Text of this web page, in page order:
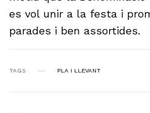
es vol unir a la festa i
parades i ben assortides.
TAGS PLA I LLEVANT